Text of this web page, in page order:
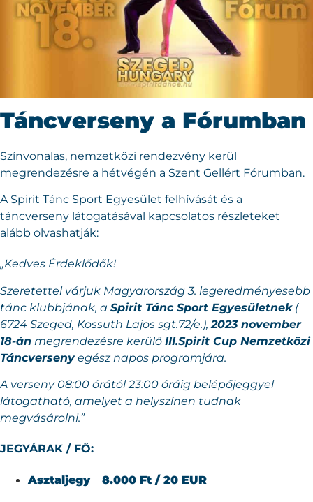
Táncverseny a Fórumban
Színvonalas, nemzetközi rendezvény kerül
megrendezésre a hétvégén a Szent Gellért Fórumban.
A Spirit Tánc Sport Egyesület felhívását és a
táncverseny látogatásával kapcsolatos részleteket
alább olvashatják:
„Kedves Érdeklődők!
Szeretettel várjuk Magyarország 3. legeredményesebb
tánc klubbjának, a Spirit Tánc Sport Egyesületnek(
6724 Szeged, Kossuth Lajos sgt.72/e.), 2023 november
18-án megrendezésre kerülő III.Spirit Cup Nemzetközi
Táncversenyegész napos programjára.
A verseny 08:00 órától 23:00 óráig belépőjeggyel
látogatható, amelyet a helyszínen tudnak
megvásárolni.”
JEGYÁRAK / FŐ:
Asztaljegy 8.000 Ft / 20 EUR